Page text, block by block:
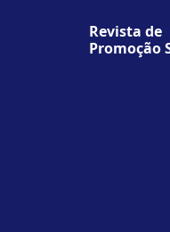
Revista de
Promoção